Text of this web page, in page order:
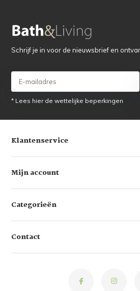
Schrijf je in voor de nieuwsbrief en
* Lees hier de wettelijke beperkingen
Klantenservice
Mijn account
Categorieën
Contact